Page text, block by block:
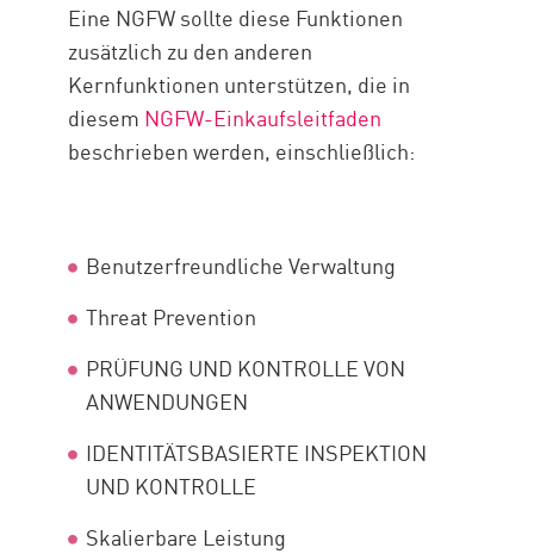
Eine NGFW sollte diese Funktionen
zusätzlich zu den anderen
Kernfunktionen unterstützen, die in
diesem NGFW-Einkaufsleitfaden
beschrieben werden, einschließlich:
Benutzerfreundliche Verwaltung
Threat Prevention
PRÜFUNG UND KONTROLLE VON
ANWENDUNGEN
IDENTITÄTSBASIERTE INSPEKTION
UND KONTROLLE
Skalierbare Leistung